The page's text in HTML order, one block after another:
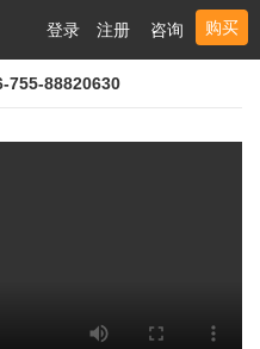
购买
咨询
注册
登录
755-88820630